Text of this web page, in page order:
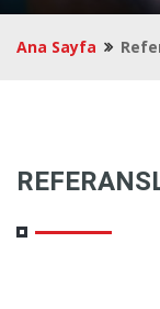
Ana Sayfa